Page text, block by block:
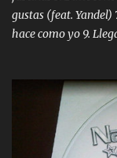
gustas (feat. Yandel)
hace como yo 9.
Digital Booklet
Album proposto al
AAC M4A;
download.